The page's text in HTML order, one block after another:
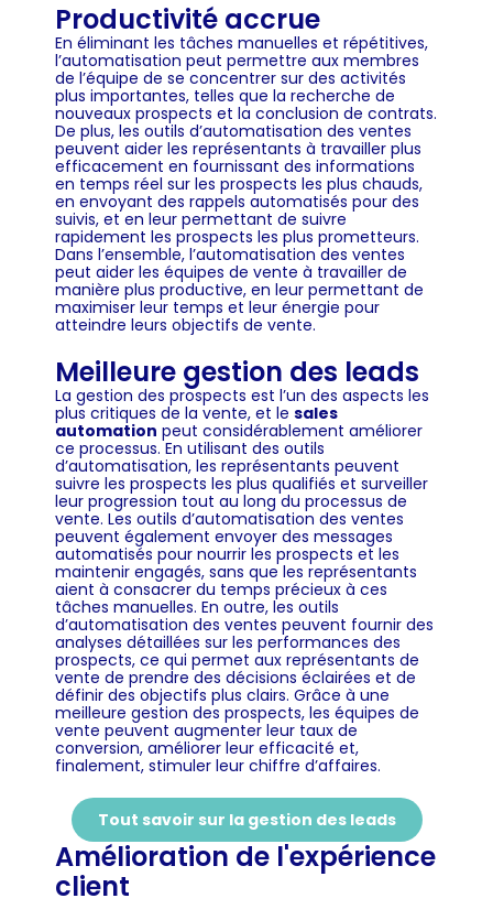
Productivité accrue
En éliminant les tâches manuelles et répétitives,
l’automatisation peut permettre aux membres
de l’équipe de se concentrer sur des activités
plus importantes, telles que la recherche de
nouveaux prospects et la conclusion de contrats.
De plus, les outils d’automatisation des ventes
peuvent aider les représentants à travailler plus
efficacement en fournissant des informations
en temps réel sur les prospects les plus chauds,
en envoyant des rappels automatisés pour des
suivis, et en leur permettant de suivre
rapidement les prospects les plus prometteurs.
Dans l’ensemble, l’automatisation des ventes
peut aider les équipes de vente à travailler de
manière plus productive, en leur permettant de
maximiser leur temps et leur énergie pour
atteindre leurs objectifs de vente.
Meilleure gestion des leads
La gestion des prospects est l’un des aspects les
plus critiques de la vente, et le sales
automation peut considérablement améliorer
ce processus. En utilisant des outils
d’automatisation, les représentants peuvent
suivre les prospects les plus qualifiés et surveiller
leur progression tout au long du processus de
vente. Les outils d’automatisation des ventes
peuvent également envoyer des messages
automatisés pour nourrir les prospects et les
maintenir engagés, sans que les représentants
aient à consacrer du temps précieux à ces
tâches manuelles. En outre, les outils
d’automatisation des ventes peuvent fournir des
analyses détaillées sur les performances des
prospects, ce qui permet aux représentants de
vente de prendre des décisions éclairées et de
définir des objectifs plus clairs. Grâce à une
meilleure gestion des prospects, les équipes de
vente peuvent augmenter leur taux de
conversion, améliorer leur efficacité et,
finalement, stimuler leur chiffre d’affaires.
Tout savoir sur la gestion des leads
Amélioration de l'expérience
client